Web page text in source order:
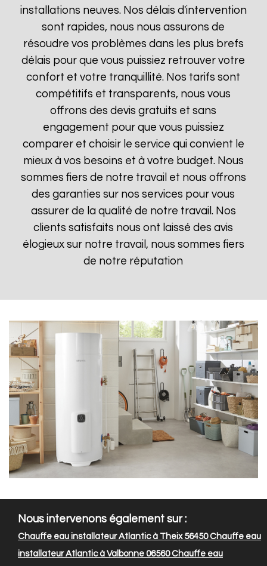
installations neuves. Nos délais d'intervention
sont rapides, nous nous assurons de
résoudre vos problèmes dans les plus brefs
délais pour que vous puissiez retrouver votre
confort et votre tranquillité. Nos tarifs sont
compétitifs et transparents, nous vous
offrons des devis gratuits et sans
engagement pour que vous puissiez
comparer et choisir le service qui convient le
mieux à vos besoins et à votre budget. Nous
sommes fiers de notre travail et nous offrons
des garanties sur nos services pour vous
assurer de la qualité de notre travail. Nos
clients satisfaits nous ont laissé des avis
élogieux sur notre travail, nous sommes fiers
de notre réputation
Nous intervenons également sur :
Chauffe eau installateur Atlantic à Theix 56450Chauffe eau
installateur Atlantic à Valbonne 06560Chauffe eau